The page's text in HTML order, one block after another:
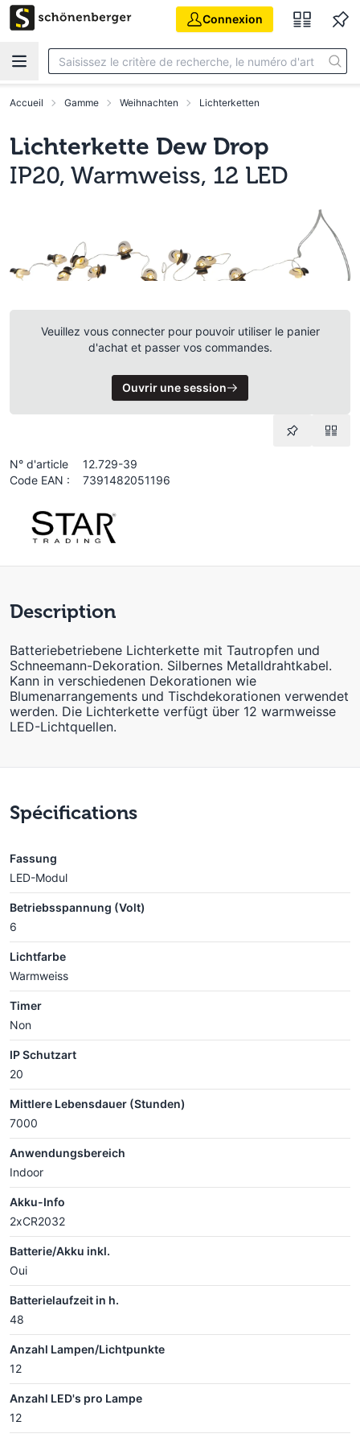
Aller au contenu principal
Connexion
Accueil Gamme Weihnachten Lichterketten
Lichterkette Dew Drop
IP20, Warmweiss, 12 LED
Veuillez vous connecter pour pouvoir utiliser le panier
d'achat et passer vos commandes.
Ouvrir une session
N° d'article
12.729-39
Code EAN :
7391482051196
Description
Batteriebetriebene Lichterkette mit Tautropfen und
Schneemann-Dekoration. Silbernes Metalldrahtkabel.
Kann in verschiedenen Dekorationen wie
Blumenarrangements und Tischdekorationen verwendet
werden. Die Lichterkette verfügt über 12 warmweisse
LED-Lichtquellen.
Spécifications
Fassung
LED-Modul
Betriebsspannung (Volt)
6
Lichtfarbe
Warmweiss
Timer
Non
IP Schutzart
20
Mittlere Lebensdauer (Stunden)
7000
Anwendungsbereich
Indoor
Akku-Info
2xCR2032
Batterie/Akku inkl.
Oui
Batterielaufzeit in h.
48
Anzahl Lampen/Lichtpunkte
12
Anzahl LED's pro Lampe
12